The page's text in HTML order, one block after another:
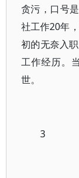
贪污，口号
社工作20年
初的无奈入
工作经历。
世。
3